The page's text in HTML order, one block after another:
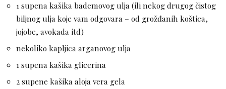
1 supena kašika bademovog ulja (ili nekog drugog čistog
biljnog ulja koje vam odgovara – od grožđanih koštica,
jojobe, avokada itd)
nekoliko kapljica arganovog ulja
1 supena kašika glicerina
2 supene kašika aloja vera gela